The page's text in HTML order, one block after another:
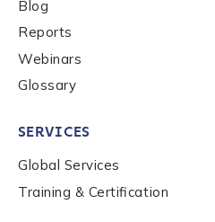
Blog
Reports
Webinars
Glossary
SERVICES
Global Services
Training & Certification